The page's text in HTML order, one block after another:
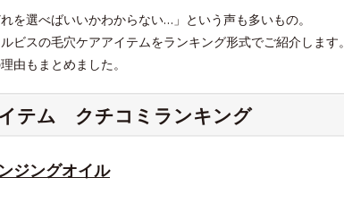
を選べばいいかわからない…」という声も多いもの。
ビスの毛穴ケアアイテムをランキング形式でご紹介します。
由もまとめました。
テム クチコミランキング
ングオイル